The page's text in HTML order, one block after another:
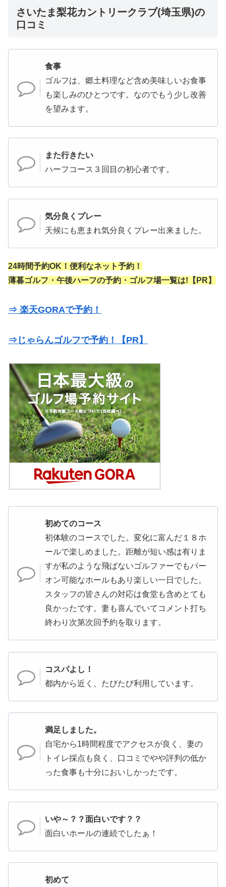
さいたま梨花カントリークラブ(埼玉県)の
口コミ
食事
ゴルフは、郷土料理など含め美味しいお食事
も楽しみのひとつです。なのでもう少し改善
を望みます。
また行きたい
ハーフコース３回目の初心者です。
気分良くプレー
天候にも恵まれ気分良くプレー出来ました。
24時間予約OK！便利なネット予約！
薄暮ゴルフ・午後ハーフの予約・ゴルフ場一覧は!【PR】
⇒ 楽天GORAで予約！
⇒じゃらんゴルフで予約！【PR】
初めてのコース
初体験のコースでした。変化に富んだ１８ホ
ールで楽しめました。距離が短い感は有りま
すが私のような飛ばないゴルファーでもパー
オン可能なホールもあり楽しい一日でした。
スタッフの皆さんの対応は食堂も含めとても
良かったです。妻も喜んでいてコメント打ち
終わり次第次回予約を取ります。
コスパよし！
都内から近く、たびたび利用しています。
満足しました。
自宅から1時間程度でアクセスが良く、妻の
トイレ採点も良く、口コミでやや評判の低か
った食事も十分においしかったです。
いや～？？面白いです？？
面白いホールの連続でしたぁ！
初めて